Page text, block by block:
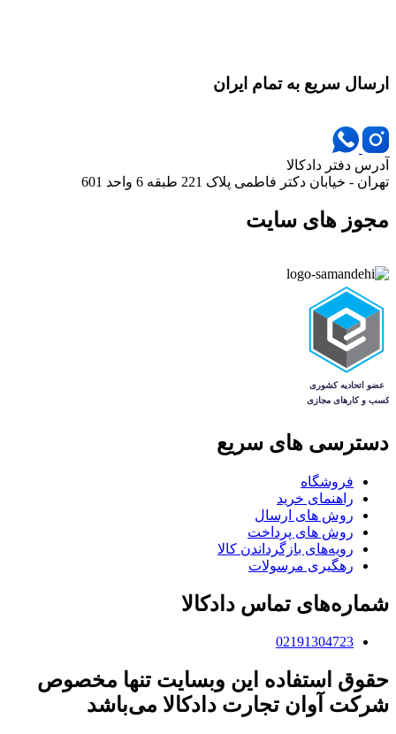
ارسال سریع به تمام ایران
آدرس دفتر دادکالا
تهران - خیابان دکتر فاطمی پلاک 221 طبقه 6 واحد 601
مجوز های سایت
دسترسی های سریع
فروشگاه
راهنمای خرید
روش های ارسال
روش های پرداخت
رویه‌های بازگرداندن کالا
رهگیری مرسولات
شماره‌های تماس دادکالا
02191304723
حقوق استفاده این وبسایت تنها مخصوص
شرکت آوان تجارت دادکالا می‌باشد